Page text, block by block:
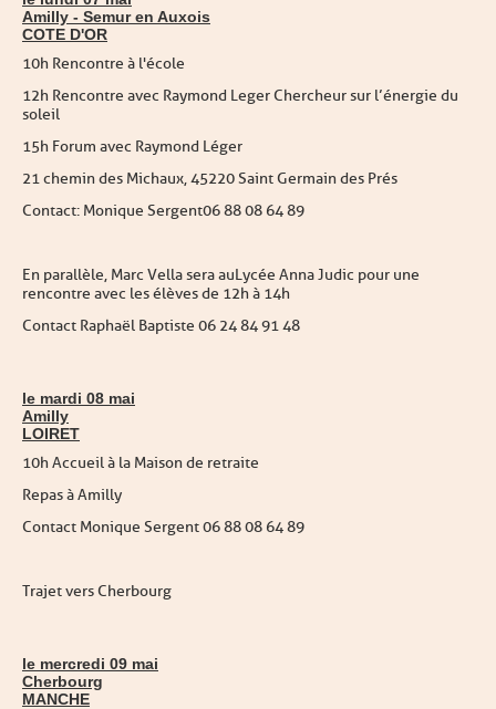
Amilly - Semur en Auxois
COTE D'OR
10h Rencontre à l'école
12h Rencontre avec Raymond Leger Chercheur sur l’énergie du
soleil
15h Forum avec Raymond Léger
21 chemin des Michaux, 45220 Saint Germain des Prés
Contact : Monique Sergent 06 88 08 64 89
En parallèle, Marc Vella sera au Lycée Anna Judic pour une
rencontre avec les élèves de 12h à 14h
Contact Raphaël Baptiste 06 24 84 91 48
le mardi 08 mai
Amilly
LOIRET
10h Accueil à la Maison de retraite
Repas à Amilly
Contact Monique Sergent 06 88 08 64 89
Trajet vers Cherbourg
le mercredi 09 mai
Cherbourg
MANCHE